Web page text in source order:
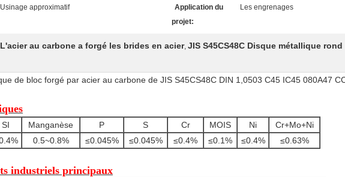
Usinage approximatif
Application du
projet:
Les engrenages
L'acier au carbone a forgé les brides en acier, JIS S45CS48C Disque métallique rond
de bloc forgé par acier au carbone de JIS S45CS48C DIN 1,0503 C45 IC45 080A47
SI Manganèse P S Cr MOIS Ni
Cr+Mo+Ni
0.5~0.8% ≤0.045% ≤0.045% ≤0.4% ≤0.1% ≤0.4% ≤0.63%
industriels principaux